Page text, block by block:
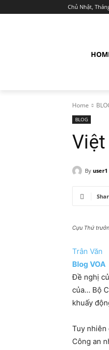
Chủ Nhật,
Home
BLOG
By user1
Cựu Thứ
Trân Văn
Blog VOA
Đề nghị
của… Bộ
khuấy
Tuy nhiên
Công an